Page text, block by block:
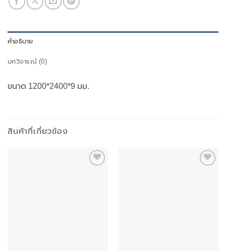
คำอธิบาย
บทวิจารณ์ (0)
ขนาด 1200*2400*9 มม.
สินค้าที่เกี่ยวข้อง